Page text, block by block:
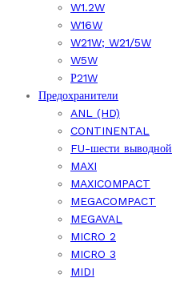
W1.2W
W16W
W21W; W21/5W
W5W
Р21W
Предохранители
ANL (HD)
CONTINENTAL
FU-шести выводной
MAXI
MAXICOMPACT
MEGACOMPACT
MEGAVAL
MICRO 2
MICRO 3
MIDI